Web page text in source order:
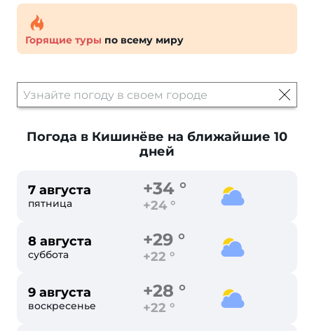
Горящие туры по всему миру
Погода в Кишинёве на ближайшие 10
дней
7 августа
пятница
+34 °
+24 °
8 августа
суббота
+29 °
+22 °
9 августа
воскресенье
+28 °
+22 °